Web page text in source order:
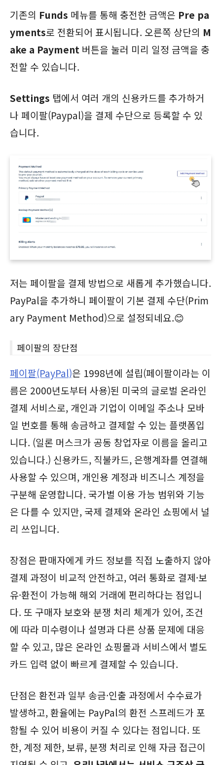
기존의 Funds 메뉴를 통해 충전한 금액은 Pre pa
yments로 전환되어 표시됩니다. 오른쪽 상단의 M
ake a Payment 버튼을 눌러 미리 일정 금액을 충
전할 수 있습니다.
Settings 탭에서 여러 개의 신용카드를 추가하거
나 페이팔(Paypal)을 결제 수단으로 등록할 수 있
습니다.
저는 페이팔을 결제 방법으로 새롭게 추가했습니다.
PayPal을 추가하니 페이팔이 기본 결제 수단(Prim
ary Payment Method)으로 설정되네요.😊
페이팔의 장단점
페이팔(PayPal)은 1998년에 설립(페이팔이라는 이
름은 2000년도부터 사용)된 미국의 글로벌 온라인
결제 서비스로, 개인과 기업이 이메일 주소나 모바
일 번호를 통해 송금하고 결제할 수 있는 플랫폼입
니다. (일론 머스크가 공동 창업자로 이름을 올리고
있습니다.) 신용카드, 직불카드, 은행계좌를 연결해
사용할 수 있으며, 개인용 계정과 비즈니스 계정을
구분해 운영합니다. 국가별 이용 가능 범위와 기능
은 다를 수 있지만, 국제 결제와 온라인 쇼핑에서 널
리 쓰입니다.
장점은 판매자에게 카드 정보를 직접 노출하지 않아
결제 과정이 비교적 안전하고, 여러 통화로 결제·보
유·환전이 가능해 해외 거래에 편리하다는 점입니
다. 또 구매자 보호와 분쟁 처리 체계가 있어, 조건
에 따라 미수령이나 설명과 다른 상품 문제에 대응
할 수 있고, 많은 온라인 쇼핑몰과 서비스에서 별도
카드 입력 없이 빠르게 결제할 수 있습니다.
단점은 환전과 일부 송금·인출 과정에서 수수료가
발생하고, 환율에는 PayPal의 환전 스프레드가 포
함될 수 있어 비용이 커질 수 있다는 점입니다. 또
한, 계정 제한, 보류, 분쟁 처리로 인해 자금 접근이